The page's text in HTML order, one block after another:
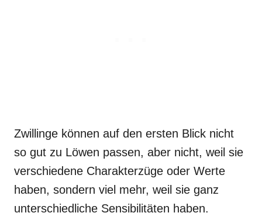
Zwillinge können auf den ersten Blick nicht
so gut zu Löwen passen, aber nicht, weil sie
verschiedene Charakterzüge oder Werte
haben, sondern viel mehr, weil sie ganz
unterschiedliche Sensibilitäten haben.